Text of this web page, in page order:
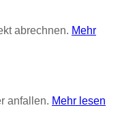
abrechnen. Mehr
anfallen. Mehr lesen